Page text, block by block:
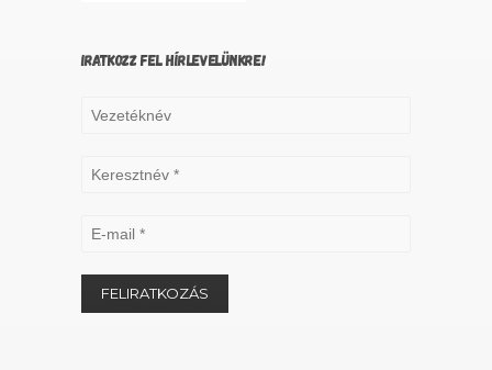
IRATKOZZ FEL HÍRLEVELÜNKRE!